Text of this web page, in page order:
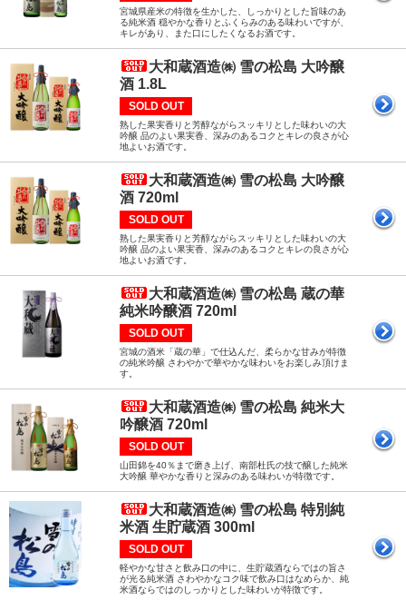
宮城県産米の特徴を生かした、しっかりとした旨味のあ
る純米酒 穏やかな香りとふくらみのある味わいですが、
キレがあり、また口にしたくなるお酒です。
大和蔵酒造㈱ 雪の松島 大吟醸
酒 1.8L
SOLD OUT
熟した果実香りと芳醇ながらスッキリとした味わいの大
吟醸 品のよい果実香、深みのあるコクとキレの良さが心
地よいお酒です。
大和蔵酒造㈱ 雪の松島 大吟醸
酒 720ml
SOLD OUT
熟した果実香りと芳醇ながらスッキリとした味わいの大
吟醸 品のよい果実香、深みのあるコクとキレの良さが心
地よいお酒です。
大和蔵酒造㈱ 雪の松島 蔵の華
純米吟醸酒 720ml
SOLD OUT
宮城の酒米「蔵の華」で仕込んだ、柔らかな甘みが特徴
の純米吟醸 さわやかで華やかな味わいをお楽しみ頂けま
す。
大和蔵酒造㈱ 雪の松島 純米大
吟醸酒 720ml
SOLD OUT
山田錦を40％まで磨き上げ、南部杜氏の技で醸した純米
大吟醸 華やかな香りと深みのある味わいが特徴です。
大和蔵酒造㈱ 雪の松島 特別純
米酒 生貯蔵酒 300ml
SOLD OUT
軽やかな甘さと飲み口の中に、生貯蔵酒ならではの旨さ
が光る純米酒 さわやかなコク味で飲み口はなめらか、純
米酒ならではのしっかりとした味わいが特徴です。